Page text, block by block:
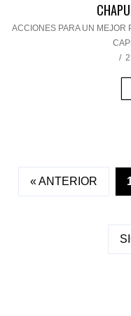
ACCIONES PARA UN MEJOR
/
« ANTERIOR